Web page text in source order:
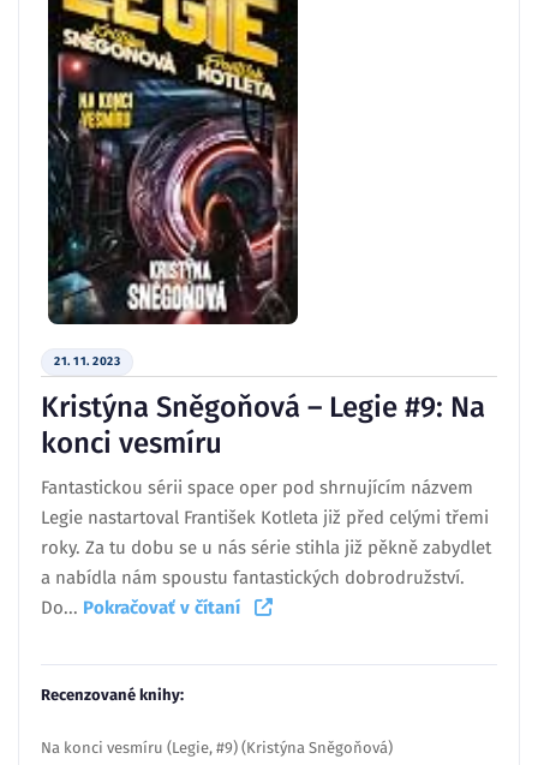
21. 11. 2023
Kristýna Sněgoňová – Legie #9: Na
konci vesmíru
Fantastickou sérii space oper pod shrnujícím názvem
Legie nastartoval František Kotleta již před celými třemi
roky. Za tu dobu se u nás série stihla již pěkně zabydlet
a nabídla nám spoustu fantastických dobrodružství.
Do... Pokračovať v čítaní
Recenzované knihy:
Na konci vesmíru (Legie, #9) (Kristýna Sněgoňová)